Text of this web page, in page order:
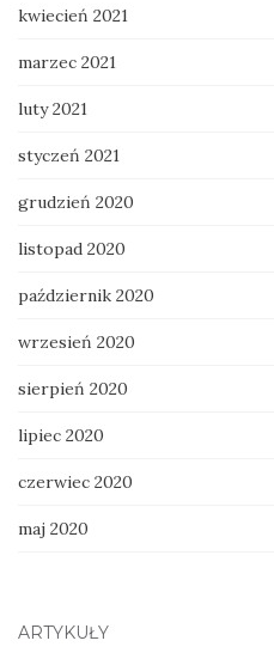
kwiecień 2021
marzec 2021
luty 2021
styczeń 2021
grudzień 2020
listopad 2020
październik 2020
wrzesień 2020
sierpień 2020
lipiec 2020
czerwiec 2020
maj 2020
ARTYKUŁY